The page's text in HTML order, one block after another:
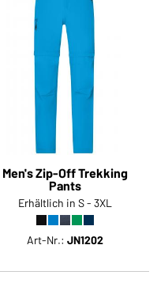
Men's Zip-Off Trekking
Pants
Erhältlich in S - 3XL
Art-Nr.: JN1202